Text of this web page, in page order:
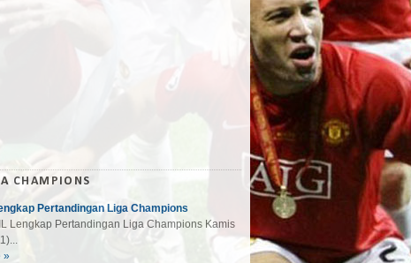
CHAMPIONS
Pertandingan Liga Champions
Lengkap Pertandingan Liga Champions Kamis
»